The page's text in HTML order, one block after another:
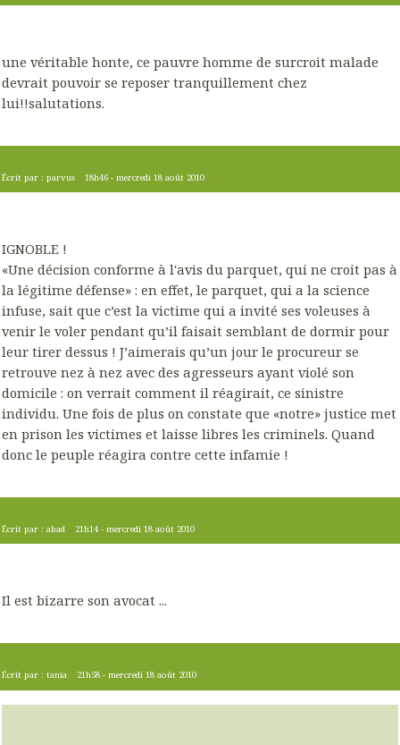
une véritable honte, ce pauvre homme de surcroit malade
devrait pouvoir se reposer tranquillement chez
lui!!salutations.
Écrit par : parvus 18h46 -mercredi 18 août 2010
IGNOBLE !
«Une décision conforme à l'avis du parquet, qui ne croit pas à
la légitime défense» : en effet, le parquet, qui a la science
infuse, sait que c’est la victime qui a invité ses voleuses à
venir le voler pendant qu’il faisait semblant de dormir pour
leur tirer dessus ! J’aimerais qu’un jour le procureur se
retrouve nez à nez avec des agresseurs ayant violé son
domicile : on verrait comment il réagirait, ce sinistre
individu. Une fois de plus on constate que «notre» justice met
en prison les victimes et laisse libres les criminels. Quand
donc le peuple réagira contre cette infamie !
Écrit par : abad 21h14 -mercredi 18 août 2010
Il est bizarre son avocat ...
Écrit par : tania 21h58 -mercredi 18 août 2010